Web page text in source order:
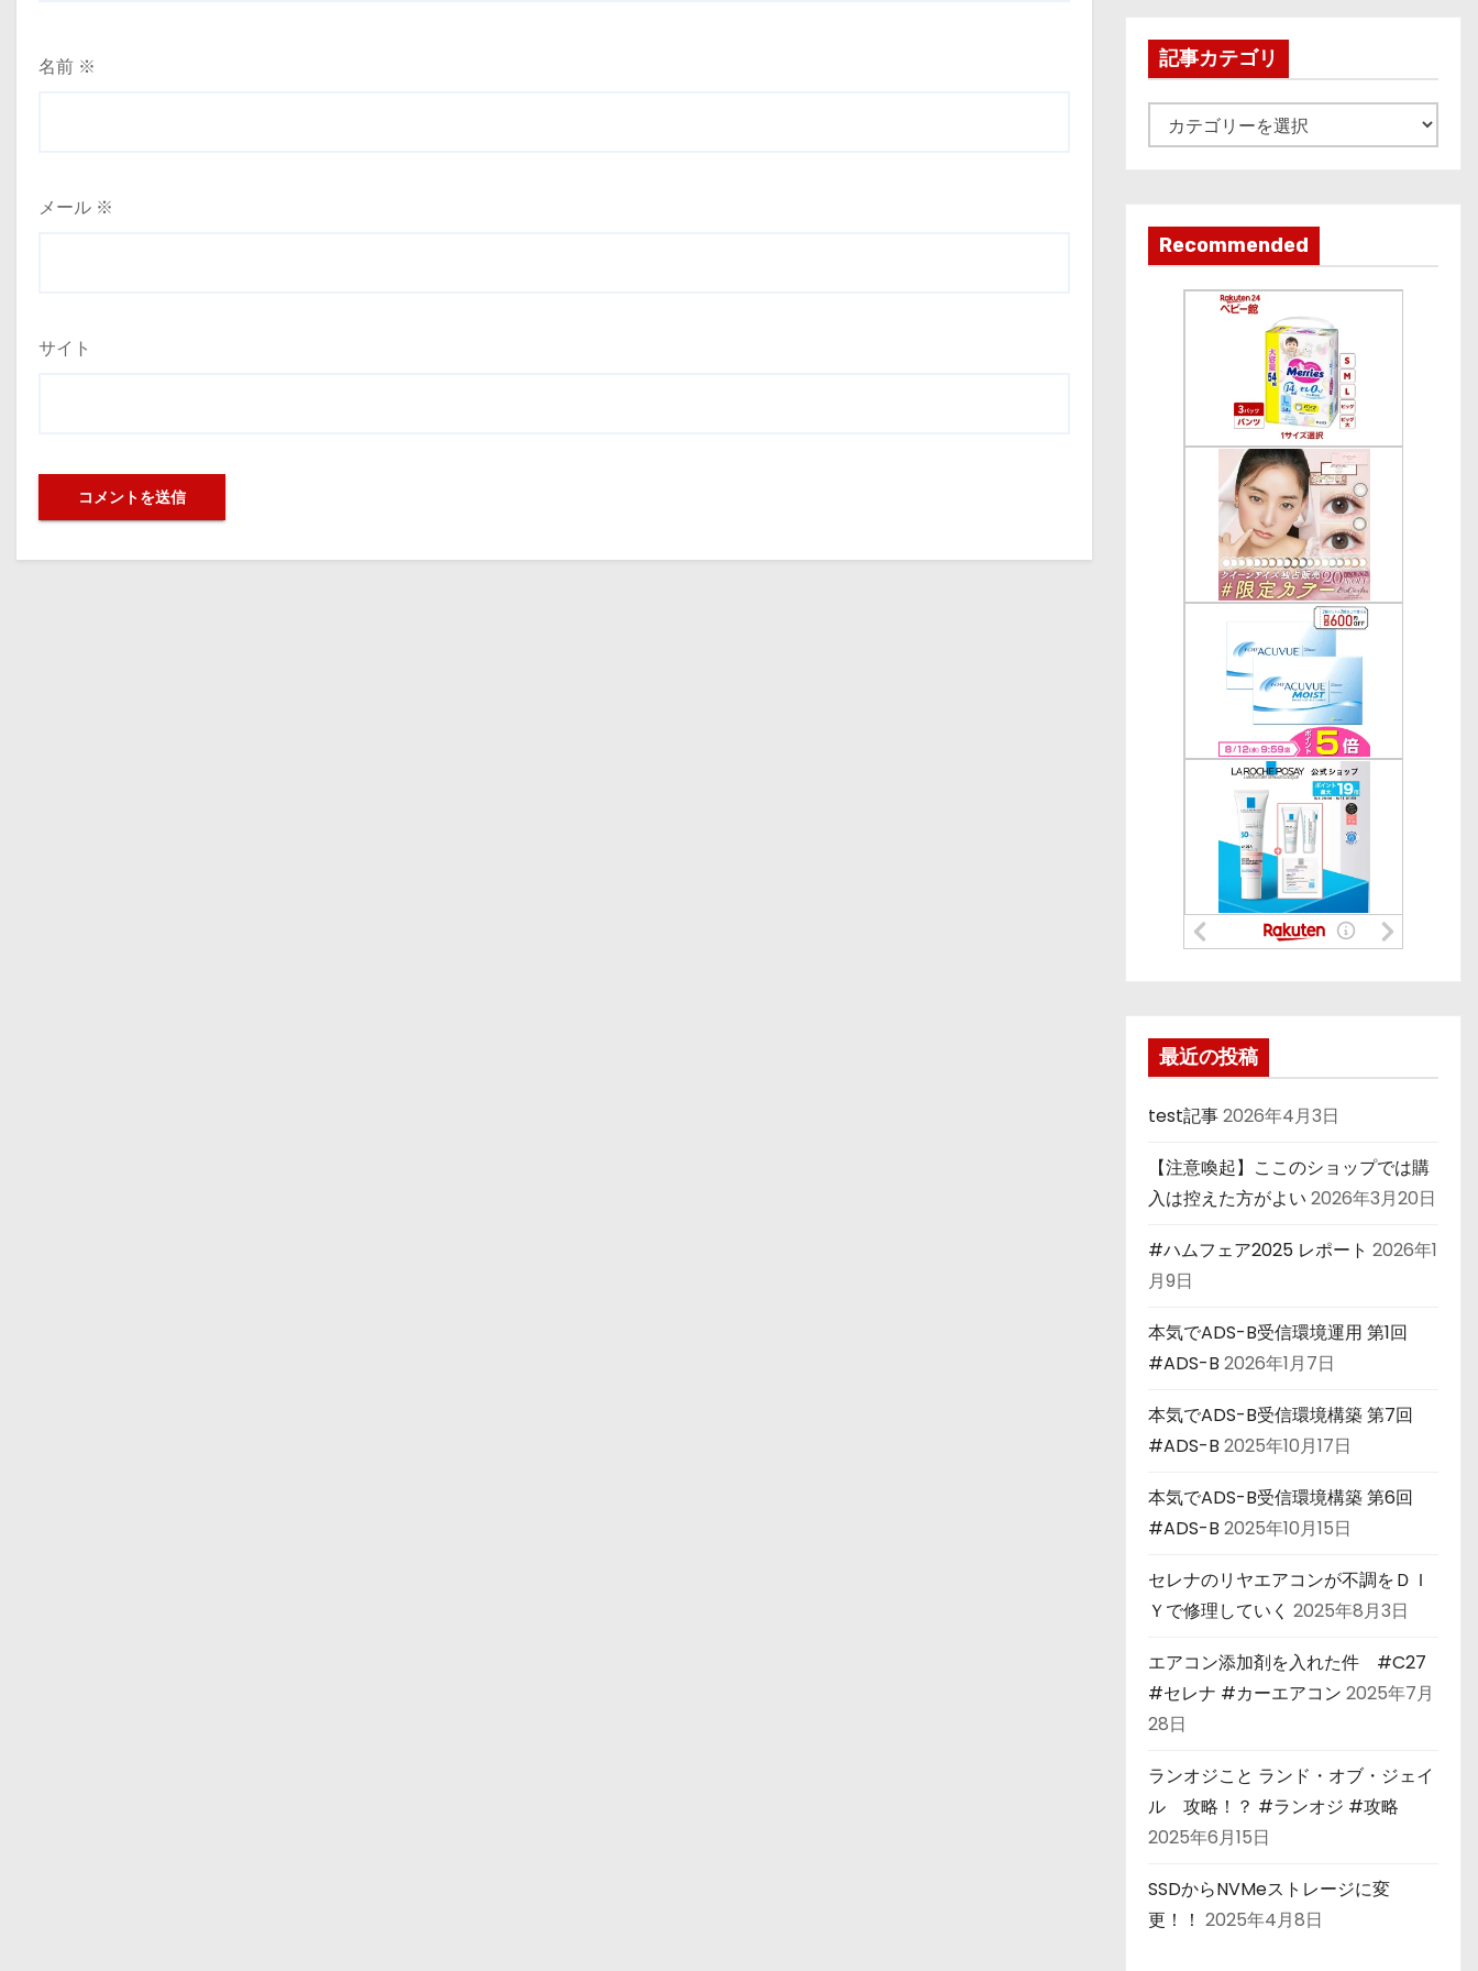
名前 ※
メール ※
サイト
v
記事カテゴリ
事
ゴ
リ
Recommended
最近の投稿
test記事2026年4月3日
【注意喚起】ここのショップでは購
入は控えた方がよい 2026年3月20日
#ハムフェア2025 レポート 2026年1
月9日
本気でADS-B受信環境運用 第1回
#ADS-B 2026年1月7日
本気でADS-B受信環境構築 第7回
#ADS-B 2025年10月17日
本気でADS-B受信環境構築 第6回
#ADS-B 2025年10月15日
セレナのリヤエアコンが不調をＤＩ
Ｙで修理していく 2025年8月3日
エアコン添加剤を入れた件 #C27
#セレナ #カーエアコン 2025年7月
28日
ランオジこと ランド・オブ・ジェイ
ル 攻略！？ #ランオジ #攻略
2025年6月15日
SSDからNVMeストレージに変
更！！ 2025年4月8日